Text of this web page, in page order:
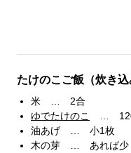
たけのこご飯（炊き
米 … 2合
ゆでたけのこ
… 120
油あげ … 小1枚
木の芽 … あれば少